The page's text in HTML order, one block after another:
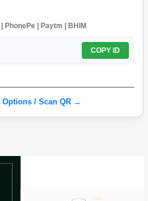
PhonePe | Paytm | BHIM
COPY ID
Options / Scan QR →